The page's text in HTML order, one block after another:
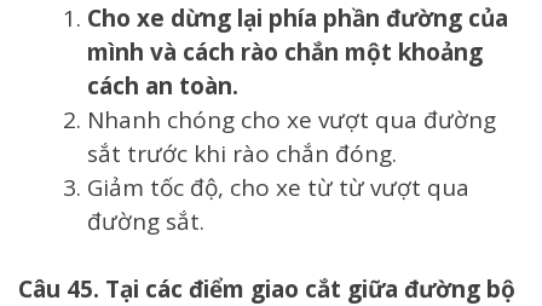
Cho xe dừng lại phía phần đường của
mình và cách rào chắn một khoảng
cách an toàn.
Nhanh chóng cho xe vượt qua đường
sắt trước khi rào chắn đóng.
Giảm tốc độ, cho xe từ từ vượt qua
đường sắt.
Câu 45. Tại các điểm giao cắt giữa đường bộ